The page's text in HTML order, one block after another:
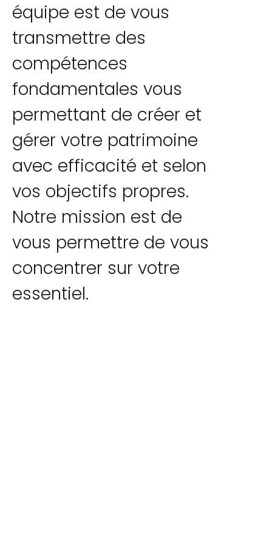
équipe est de vous
transmettre des
compétences
fondamentales vous
permettant de créer et
gérer votre patrimoine
avec efficacité et selon
vos objectifs propres.
Notre mission est de
vous permettre de vous
concentrer sur votre
essentiel.